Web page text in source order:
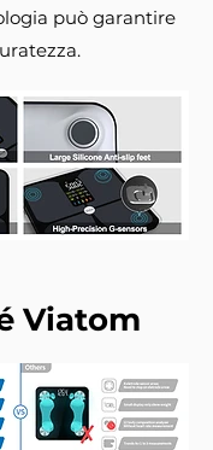
può garantire
Viatom